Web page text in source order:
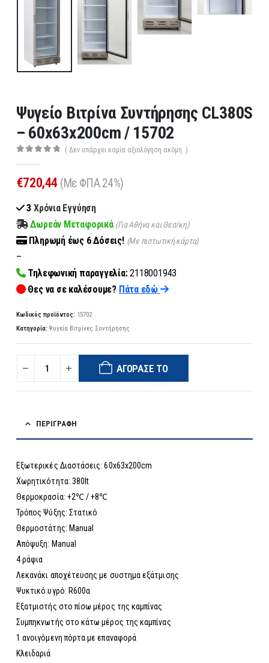
Ψυγείο Βιτρίνα Συντήρησης CL380S
– 60x63x200cm / 15702
( Δεν υπάρχει καμία αξιολόγηση ακόμη. )
€720,44 (Με ΦΠΑ 24%)
3 Χρόνια Εγγύηση
Δωρεάν Μεταφορικά (Για Αθήνα και Θεσ/κη)
Πληρωμή έως 6Δόσεις! (Με πιστωτική κάρτα)
–
Τηλεφωνική παραγγελία:2118001943
Θες να σε καλέσουμε? Πάτα εδώ
Κωδικός προϊόντος: 15702
Κατηγορία: Ψυγεία Βιτρίνες Συντήρησης
ΑΓΌΡΑΣΈ ΤΟ
ΠΕΡΙΓΡΑΦΉ
Εξωτερικές Διαστάσεις: 60x63x200cm
Χωρητικότητα: 380lt
Θερμοκρασία: +2℃ / +8℃
Τρόπος Ψύξης: Στατικό
Θερμοστάτης: Manual
Aπόψυξη: Manual
4 ράφια
Λεκανάκι αποχέτευσης με συστημα εξάτμισης
Ψυκτικό υγρό: R600α
Εξατμιστής στο πίσω μέρος της καμπίνας
Συμπηκνωτής στο κάτω μέρος της καμπίνας
1 ανοιγόμενη πόρτα με επαναφορά
Κλειδαριά